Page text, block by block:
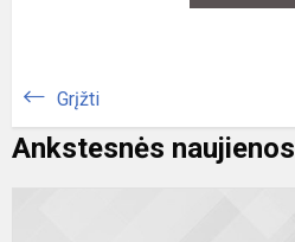
Grįžti
Ankstesnės naujienos